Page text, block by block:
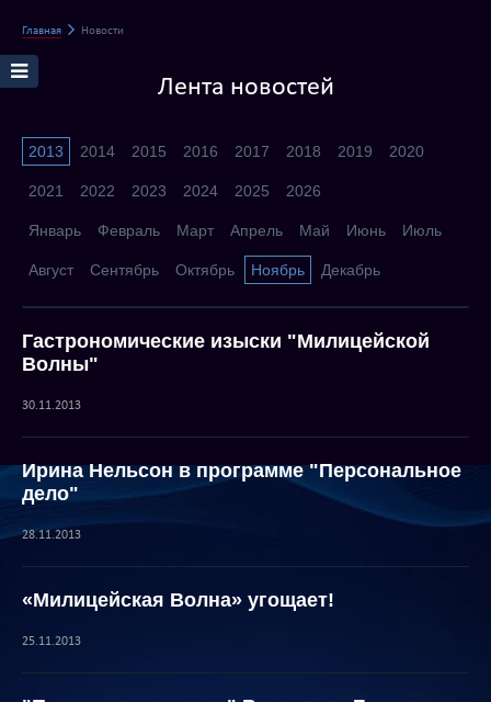
Главная Новости
Лента новостей
2013 2014 2015 2016 2017 2018 2019 2020
2021 2022 2023 2024 2025 2026
Январь Февраль Март Апрель Май Июнь Июль
Август Сентябрь Октябрь Ноябрь Декабрь
Гастрономические изыски "Милицейской
Волны"
30.11.2013
Ирина Нельсон в программе "Персональное
дело"
28.11.2013
«Милицейская Волна» угощает!
25.11.2013